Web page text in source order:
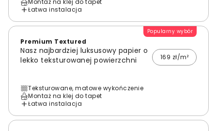
Montaż na klej do tapet
Łatwa instalacja
Popularny wybór
Premium Textured
Nasz najbardziej luksusowy papier o
lekko teksturowanej powierzchni
169 zł/m²
Teksturowane, matowe wykończenie
Montaż na klej do tapet
Łatwa instalacja